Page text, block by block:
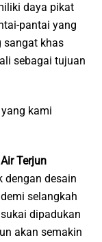
daya pikat
pantai yang
sangat khas
sebagai tujuan
kami
Terjun
dengan desain
selangkah
dipadukan
akan semakin